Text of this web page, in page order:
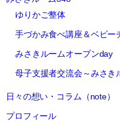
ゆりかご整体
手づかみ食べ講座＆ベビー
みさきルームオープンday
母子支援者交流会～みさき
日々の想い・コラム（note）
プロフィール